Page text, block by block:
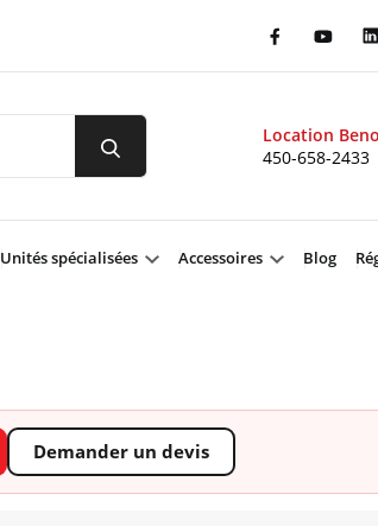
FacebookYoutube
Location
450-658-2433
Unités spécialisées Accessoires Blog
Demander un devis